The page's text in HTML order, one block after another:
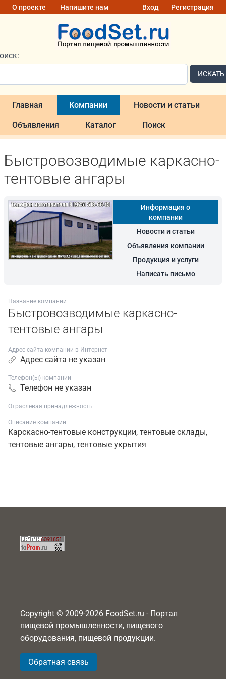
О проекте Напишите нам Вход Регистрация
ИСКАТЬ
Главная Компании Новости и статьи
Объявления Каталог Поиск
Быстровозводимые каркасно-
тентовые ангары
Информация о
компании
Новости и статьи
Объявления компании
Продукция и услуги
Написать письмо
Название компании
Быстровозводимые каркасно-
тентовые ангары
Адрес сайта компании в Интернет
Адрес сайта не указан
Телефон(ы) компании
Телефон не указан
Отраслевая принадлежность
Описание компании
Карскасно-тентовые конструкции, тентовые склады,
тентовые ангары, тентовые укрытия
Copyright © 2009-2026 FoodSet.ru - Портал
пищевой промышленности, пищевого
оборудования, пищевой продукции.
Обратная связь